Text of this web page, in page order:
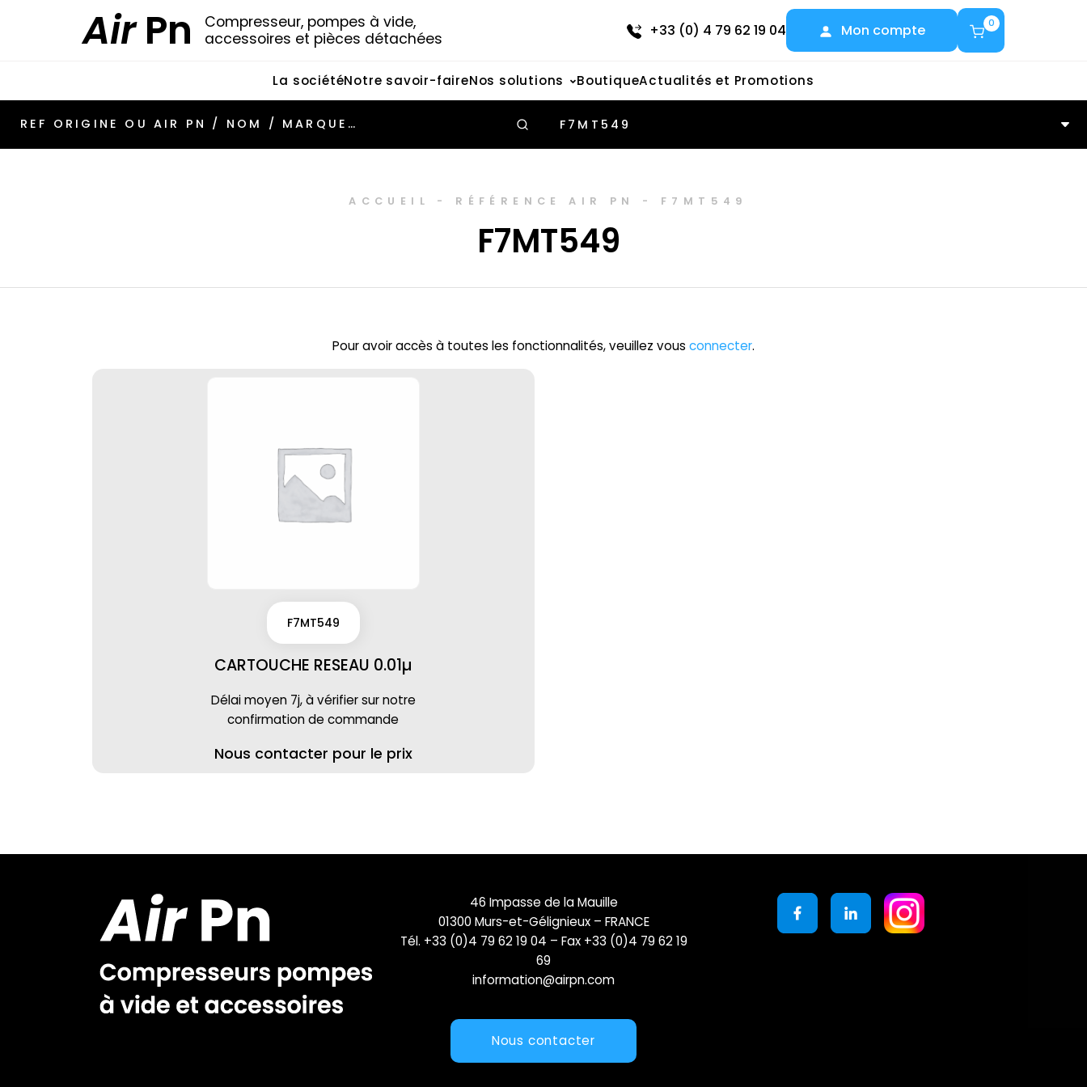
AirPn
Compresseur, pompes à vide,
accessoires et pièces détachées
+33 (0) 4 79 62 19 04 Mon compte 0
La sociétéNotre savoir-faireNos solutions BoutiqueActualités et Promotions
F7MT549
ACCUEIL - RÉFÉRENCE AIR PN - F7MT549
F7MT549
Pour avoir accès à toutes les fonctionnalités, veuillez vous connecter.
F7MT549
CARTOUCHE RESEAU 0.01µ
Délai moyen 7j, à vérifier sur notre
confirmation de commande
Nous contacter pour le prix
46 Impasse de la Mauille
01300 Murs-et-Gélignieux – FRANCE
Tél. +33 (0)4 79 62 19 04 – Fax +33 (0)4 79 62 19
69
information@airpn.com
Nous contacter